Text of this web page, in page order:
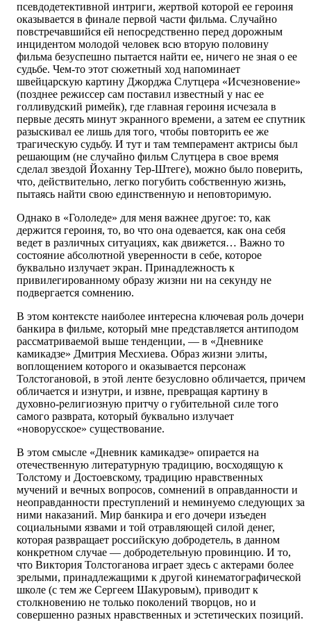
псевдодетективной интриги, жертвой которой ее героиня
оказывается в финале первой части фильма. Случайно
повстречавшийся ей непосредственно перед дорожным
инцидентом молодой человек всю вторую половину
фильма безуспешно пытается найти ее, ничего не зная о ее
судьбе. Чем-то этот сюжетный ход напоминает
швейцарскую картину Джорджа Слутцера «Исчезновение»
(позднее режиссер сам поставил известный у нас ее
голливудский римейк), где главная героиня исчезала в
первые десять минут экранного времени, а затем ее спутник
разыскивал ее лишь для того, чтобы повторить ее же
трагическую судьбу. И тут и там темперамент актрисы был
решающим (не случайно фильм Слутцера в свое время
сделал звездой Йоханну Тер-Штеге), можно было поверить,
что, действительно, легко погубить собственную жизнь,
пытаясь найти свою единственную и неповторимую.
Однако в «Гололеде» для меня важнее другое: то, как
держится героиня, то, во что она одевается, как она себя
ведет в различных ситуациях, как движется… Важно то
состояние абсолютной уверенности в себе, которое
буквально излучает экран. Принадлежность к
привилегированному образу жизни ни на секунду не
подвергается сомнению.
В этом контексте наиболее интересна ключевая роль дочери
банкира в фильме, который мне представляется антиподом
рассматриваемой выше тенденции, — в «Дневнике
камикадзе» Дмитрия Месхиева. Образ жизни элиты,
воплощением которого и оказывается персонаж
Толстогановой, в этой ленте безусловно обличается, причем
обличается и изнутри, и извне, превращая картину в
духовно-религиозную притчу о губительной силе того
самого разврата, который буквально излучает
«новорусское» существование.
В этом смысле «Дневник камикадзе» опирается на
отечественную литературную традицию, восходящую к
Толстому и Достоевскому, традицию нравственных
мучений и вечных вопросов, сомнений в оправданности и
неоправданности преступлений и неминуемо следующих за
ними наказаний. Мир банкира и его дочери изъеден
социальными язвами и той отравляющей силой денег,
которая развращает российскую добродетель, в данном
конкретном случае — добродетельную провинцию. И то,
что Виктория Толстоганова играет здесь с актерами более
зрелыми, принадлежащими к другой кинематографической
школе (с тем же Сергеем Шакуровым), приводит к
столкновению не только поколений творцов, но и
совершенно разных нравственных и эстетических позиций.